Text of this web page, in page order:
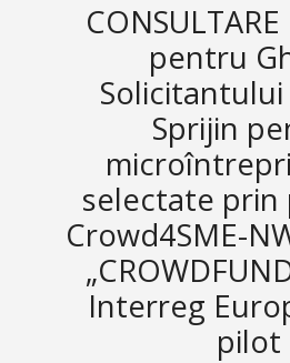
pentru
Solicitantului
Sprijin
selectate prin
Crowd4SME-
Interreg
pilot